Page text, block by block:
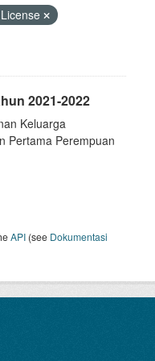
2021-2022
Keluarga
Pertama Perempuan
API (see Dokumentasi